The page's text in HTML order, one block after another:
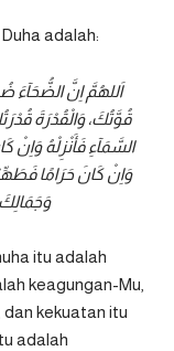
adalah:
اَللهُمَّ اِنَّ الضُّحَآءَ
قُوَّتُكَ، وَالْقُدْرَةَ
السَّمَآءِ فَأَنْزِلْهُ
وَاِنْ كَانَ حَرَامًا
itu adalah
keagungan-Mu,
kekuatan itu
adalah